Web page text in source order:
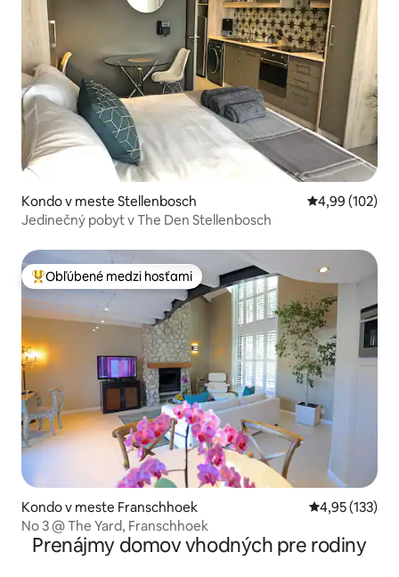
Kondo v meste Stellenbosch Priemerné
4,99 (102)
Jedinečný pobyt v The Den Stellenbosch
Najobľúbenejšie medzi hosťami
Obľúbené medzi hosťami
Kondo v meste Franschhoek Priemerné
4,95 (133)
No 3 @ The Yard, Franschhoek
Prenájmy domov vhodných pre rodiny